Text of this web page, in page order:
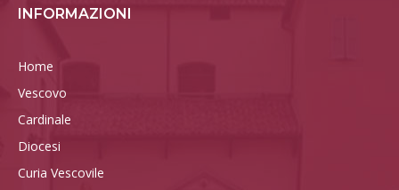
INFORMAZIONI
Home
Vescovo
Cardinale
Diocesi
Curia Vescovile